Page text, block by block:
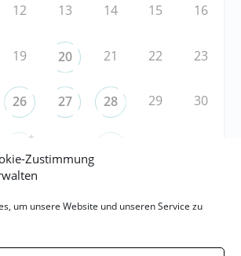
Zustimmung
um unsere Website und unseren Service zu
12 13 14 15 16
19 20 21 22 23
26 27 28 29 30
+